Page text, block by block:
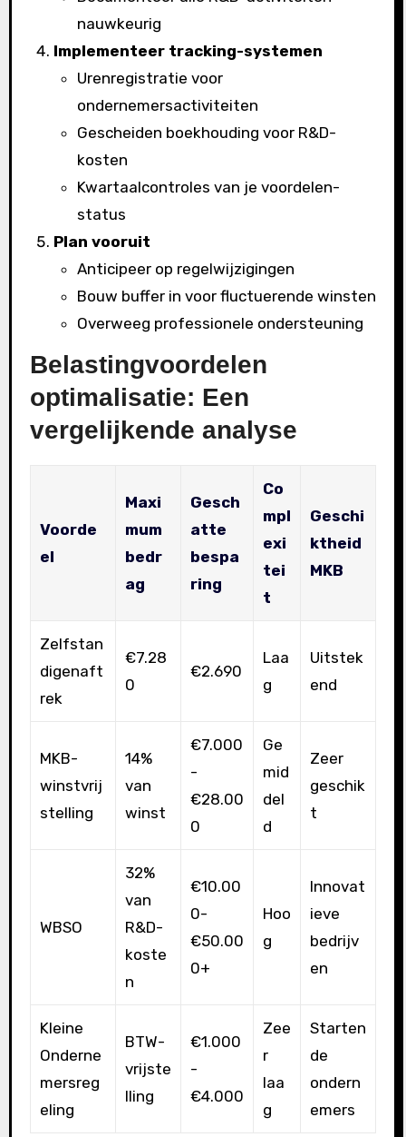
nauwkeurig
Implementeer tracking-systemen
Urenregistratie voor
ondernemersactiviteiten
Gescheiden boekhouding voor R&D-
kosten
Kwartaalcontroles van je voordelen-
status
Plan vooruit
Anticipeer op regelwijzigingen
Bouw buffer in voor fluctuerende winsten
Overweeg professionele ondersteuning
Belastingvoordelen
optimalisatie: Een
vergelijkende analyse
Voorde
el
Maxi
mum
bedr
ag
Gesch
atte
bespa
ring
Co
mpl
exi
tei
t
Geschi
ktheid
MKB
Zelfstan
digenaft
rek
€7.28
0
€2.690
Laa
g
Uitstek
end
MKB-
winstvrij
stelling
14%
van
winst
€7.000
-
€28.00
0
Ge
mid
del
d
Zeer
geschik
t
WBSO
32%
van
R&D-
koste
n
€10.00
0-
€50.00
0+
Hoo
g
Innovat
ieve
bedrijv
en
Kleine
Onderne
mersreg
eling
BTW-
vrijste
lling
€1.000
-
€4.000
Zee
r
laa
g
Starten
de
ondern
emers